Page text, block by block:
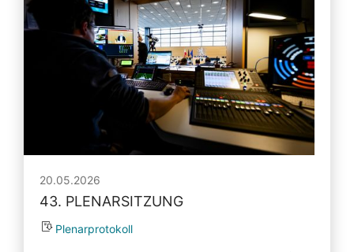
20.05.2026
43. PLENARSITZUNG
Plenarprotokoll